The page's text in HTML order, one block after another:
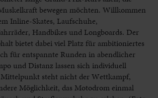
bewegen möchten. Willkommen
Inline-Skates, Laufschuhe,
Handbikes und Longboards. Der
bietet dabei viel Platz für ambitioniertes
für entspannte Runden in abendlicher
und Distanz lassen sich individuell
steht nicht der Wettkampf,
Möglichkeit, das Motodrom einmal